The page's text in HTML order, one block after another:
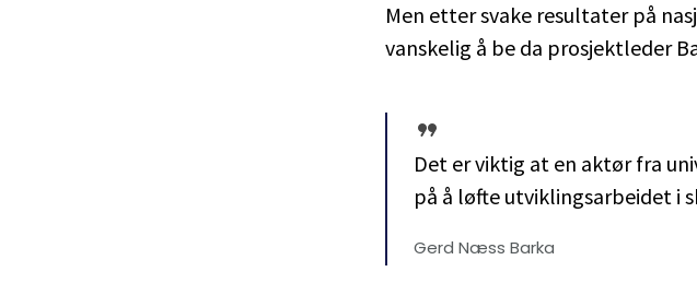
Men etter svake resultater på
vanskelig å be da prosjektleder
Det er viktig at en aktør fra
på å løfte utviklingsarbeidet i
Gerd Næss Barka